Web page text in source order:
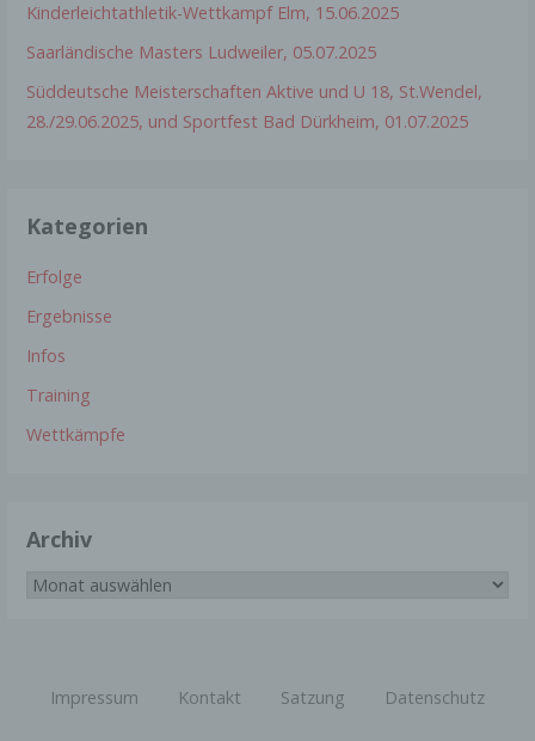
Kinderleichtathletik-Wettkampf Elm, 15.06.2025
Saarländische Masters Ludweiler, 05.07.2025
Süddeutsche Meisterschaften Aktive und U 18, St.Wendel,
28./29.06.2025, und Sportfest Bad Dürkheim, 01.07.2025
Kategorien
Erfolge
Ergebnisse
Infos
Training
Wettkämpfe
Archiv
Archiv
Impressum Kontakt Satzung Datenschutz
Personenbezogene Daten sind alle Informationen,
die sich auf eine identifizierte oder identifizierbare
indirekt, insbesondere mittels Zuordnung zu einer
Kennung wie einem Namen, zu einer
physischen, physiologischen, genetischen,
psychischen, wirtschaftlichen, kulturellen oder
b) betroffene Person
oder jede solche Vorgangsreihe im